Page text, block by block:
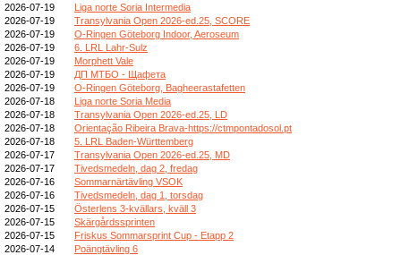
2026-07-19
Liga norte Soria Intermedia
2026-07-19
Transylvania Open 2026-ed.25, SCORE
2026-07-19
O-Ringen Göteborg Indoor, Aeroseum
2026-07-19
6. LRL Lahr-Sulz
2026-07-19
Morphett Vale
2026-07-19
ДП МТБО - Щафета
2026-07-19
O-Ringen Göteborg, Bagheerastafetten
2026-07-18
Liga norte Soria Media
2026-07-18
Transylvania Open 2026-ed.25, LD
2026-07-18
Orientação Ribeira Brava-https://ctmpontadosol.pt
2026-07-18
5. LRL Baden-Württemberg
2026-07-17
Transylvania Open 2026-ed.25, MD
2026-07-17
Tivedsmedeln, dag 2, fredag
2026-07-16
Sommarnärtävling VSOK
2026-07-16
Tivedsmedeln, dag 1, torsdag
2026-07-15
Österlens 3-kvällars, kväll 3
2026-07-15
Skärgårdssprinten
2026-07-15
Friskus Sommarsprint Cup - Etapp 2
2026-07-14
Poängtävling 6